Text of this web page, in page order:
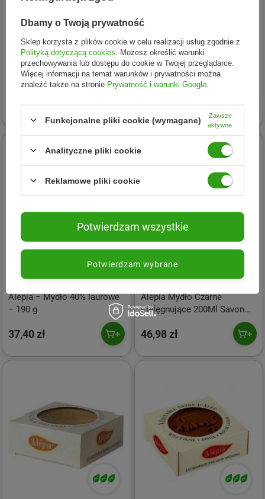
Alepia
Alepia Mydło 25% Laurowe
190G
26,29 zł
Alepia
Alepia − Mydło 5% Laurowe
− 190 g
15,07 zł
Alepia − Mydło 40% laurowe
− 190 g
37,40 zł
Alepia Mydło Czarne
Pielęgnujące 200Ml Savon
46,98 zł
Dbamy o Twoją prywatność
Sklep korzysta z plików cookie w celu realizacji usług zgodnie z
Polityką dotyczącą cookies . Możesz określić warunki
przechowywania lub dostępu do cookie w Twojej przeglądarce.
Więcej informacji na temat warunków i prywatności można
znaleźć także na stronie Prywatność i warunki Google
Funkcjonalne pliki cookie (wymagane)
Zawsze
aktywne
Analityczne pliki cookie
Reklamowe pliki cookie
Potwierdzam wybrane
Potwierdzam wszystkie